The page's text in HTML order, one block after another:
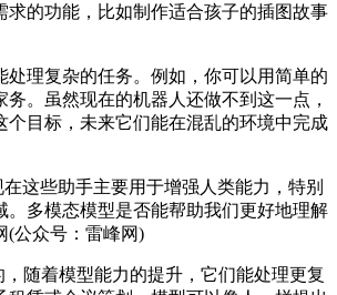
求的功能，比如制作适合孩子的插图故事
理复杂的任务。例如，你可以用简单的
。虽然现在的机器人还做不到这一点，
个目标，未来它们能在混乱的环境中完成
这些助手主要用于增强人类能力，特别
。多模态模型是否能帮助我们更好地理解
(公众号：雷峰网)
随着模型能力的提升，它们能处理更复